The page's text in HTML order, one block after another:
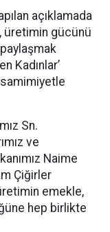
açıklamada
üretimin gücünü
Kadınlar’
samimiyetle
Sn.
ve
Naime
Çiğirler
emekle,
hep birlikte